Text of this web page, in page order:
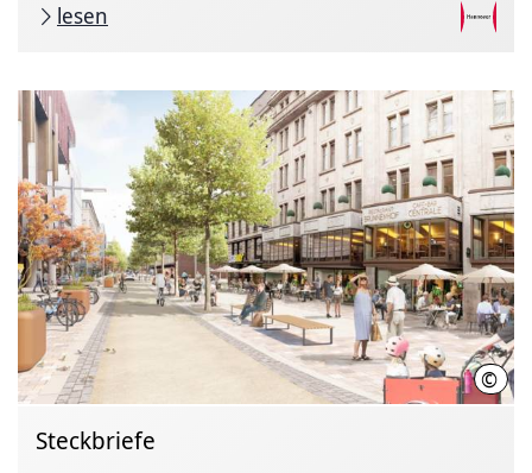
lesen
© LHH
Steckbriefe